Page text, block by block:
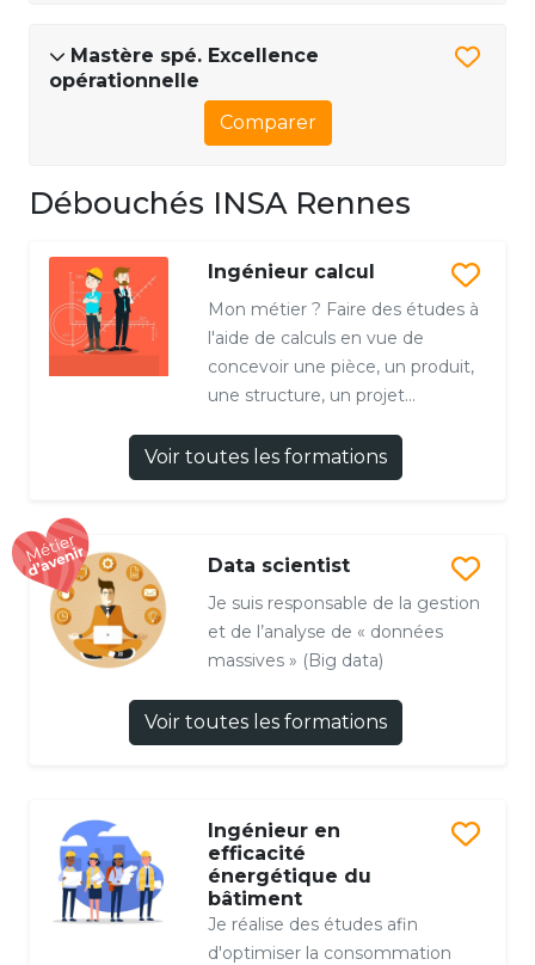
Mastère spé. Excellence
opérationnelle
Comparer
Débouchés INSA Rennes
Ingénieur calcul
Mon métier ? Faire des études à
l'aide de calculs en vue de
concevoir une pièce, un produit,
une structure, un projet...
Voir toutes les formations
Data scientist
Je suis responsable de la gestion
et de l’analyse de « données
massives » (Big data)
Voir toutes les formations
Ingénieur en
efficacité
énergétique du
bâtiment
Je réalise des études afin
d'optimiser la consommation